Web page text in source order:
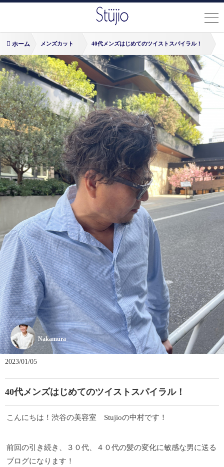
ホーム メンズカット 40代メンズはじめてのツイストスパイラル！
Nakamura
2023/01/05
40代メンズはじめてのツイストスパイラル！
こんにちは！渋谷の美容室 Stujioの中村です！
前回の引き続き、３０代、４０代の髪の変化に敏感な男に送る
ブログになります！